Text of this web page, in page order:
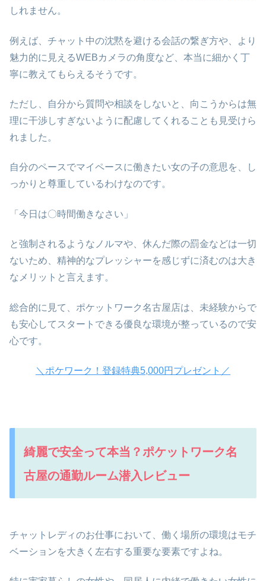
しれません。
例えば、チャット中の沈黙を避ける会話の繋ぎ方や、より
魅力的に見えるWEBカメラの角度など、本当に細かく丁
寧に教えてもらえるそうです。
ただし、自分から質問や相談をしないと、向こうからは無
理に干渉しすぎないように配慮してくれることも見受けら
れました。
自分のペースでマイペースに働きたい女の子の意思を、し
っかりと尊重しているわけなのです。
「今日は〇時間働きなさい」
と強制されるようなノルマや、休んだ際の罰金などは一切
ないため、精神的なプレッシャーを感じずに済むのは大き
なメリットと言えます。
総合的に見て、ポケットワーク名古屋店は、未経験からで
も安心してスタートできる優良な環境が整っているので安
心です。
＼ポケワーク！登録特典5,000円プレゼント／
綺麗で安全って本当？ポケットワーク名
古屋の通勤ルーム潜入レビュー
チャットレディのお仕事において、働く場所の環境はモチ
ベーションを大きく左右する重要な要素ですよね。